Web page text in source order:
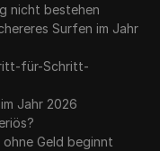
nicht bestehen
Surfen im Jahr
für-Schritt-
Jahr 2026
Geld beginnt